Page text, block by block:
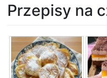
Przepisy na